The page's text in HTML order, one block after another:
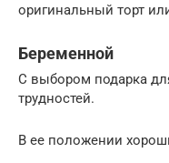
оригинальный торт
Беременной
С выбором подарка
трудностей.
В ее положении